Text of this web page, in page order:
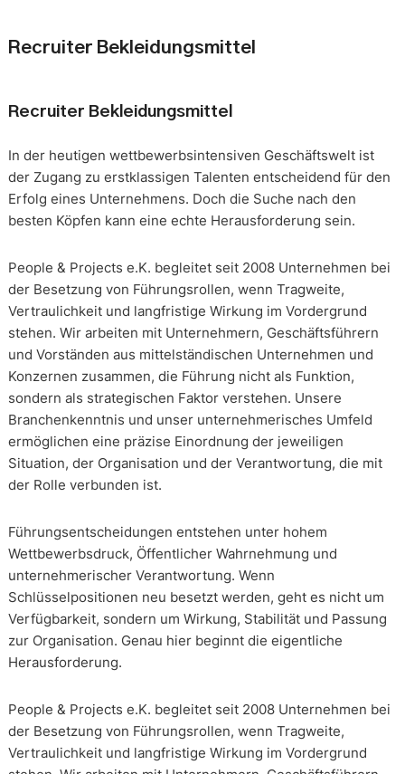
Recruiter Bekleidungsmittel
Recruiter Bekleidungsmittel
In der heutigen wettbewerbsintensiven Geschäftswelt ist
der Zugang zu erstklassigen Talenten entscheidend für den
Erfolg eines Unternehmens. Doch die Suche nach den
besten Köpfen kann eine echte Herausforderung sein.
People & Projects e.K. begleitet seit 2008 Unternehmen bei
der Besetzung von Führungsrollen, wenn Tragweite,
Vertraulichkeit und langfristige Wirkung im Vordergrund
stehen. Wir arbeiten mit Unternehmern, Geschäftsführern
und Vorständen aus mittelständischen Unternehmen und
Konzernen zusammen, die Führung nicht als Funktion,
sondern als strategischen Faktor verstehen. Unsere
Branchenkenntnis und unser unternehmerisches Umfeld
ermöglichen eine präzise Einordnung der jeweiligen
Situation, der Organisation und der Verantwortung, die mit
der Rolle verbunden ist.
Führungsentscheidungen entstehen unter hohem
Wettbewerbsdruck, Öffentlicher Wahrnehmung und
unternehmerischer Verantwortung. Wenn
Schlüsselpositionen neu besetzt werden, geht es nicht um
Verfügbarkeit, sondern um Wirkung, Stabilität und Passung
zur Organisation. Genau hier beginnt die eigentliche
Herausforderung.
People & Projects e.K. begleitet seit 2008 Unternehmen bei
der Besetzung von Führungsrollen, wenn Tragweite,
Vertraulichkeit und langfristige Wirkung im Vordergrund